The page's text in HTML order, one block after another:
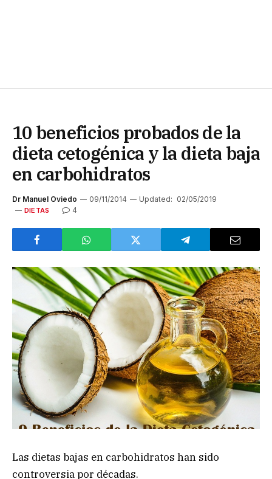
10 beneficios probados de la
dieta cetogénica y la dieta baja
en carbohidratos
Dr Manuel Oviedo 09/11/2014 Updated: 02/05/2019
DIETAS 4
Las dietas bajas en carbohidratos han sido
controversia por décadas.